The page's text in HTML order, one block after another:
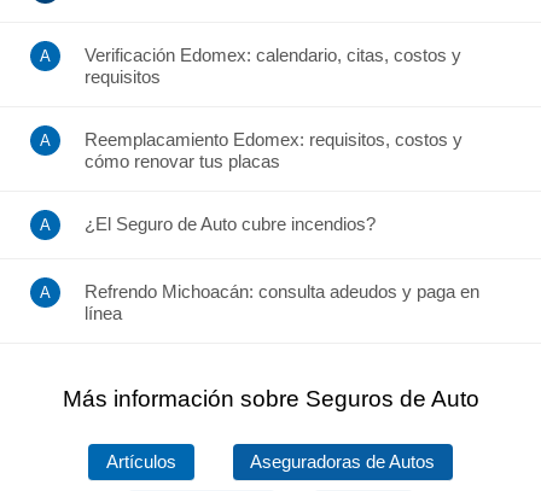
Verificación Edomex: calendario, citas, costos y
requisitos
Reemplacamiento Edomex: requisitos, costos y
cómo renovar tus placas
¿El Seguro de Auto cubre incendios?
Refrendo Michoacán: consulta adeudos y paga en
línea
Más información sobre Seguros de Auto
Artículos Aseguradoras de Autos